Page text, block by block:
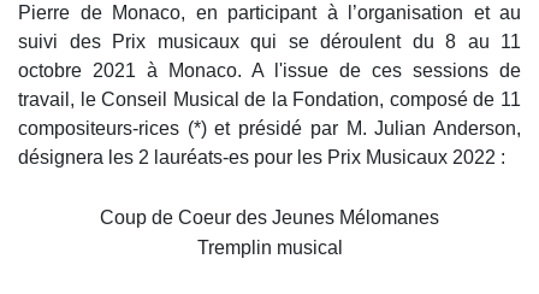
Pierre de Monaco, en participant à l’organisation et au
suivi des Prix musicaux qui se déroulent du 8 au 11
octobre 2021 à Monaco. A l'issue de ces sessions de
travail, le Conseil Musical de la Fondation, composé de 11
compositeurs-rices (*) et présidé par M. Julian Anderson,
désignera les 2 lauréats-es pour les Prix Musicaux 2022 :
Coup de Coeur des Jeunes Mélomanes
Tremplin musical